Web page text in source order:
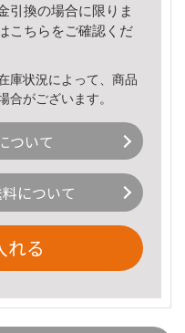
引換の場合に限りま
こちら をご確認くだ
庫状況によって、商品
合がございます。
ついて
について
れる